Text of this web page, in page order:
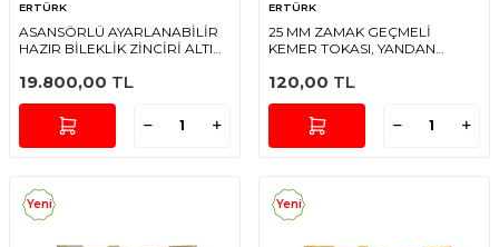
ERTÜRK
ASANSÖRLÜ AYARLANABİLİR
HAZIR BİLEKLİK ZİNCİRİ ALTIN
19.800,00 TL
ERTÜRK
25 MM ZAMAK GEÇMELİ
KEMER TOKASI, YANDAN
120,00 TL
Yeni Yeni